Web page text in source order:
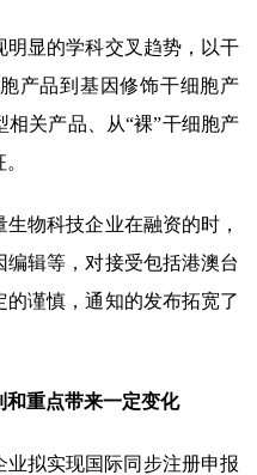
显的学科交叉趋势，以干
产品到基因修饰干细胞产
关产品、从“裸”干细胞产
物科技企业在融资的时，
辑等，对接受包括港澳台
谨慎，通知的发布拓宽了
和重点带来一定变化
业拟实现国际同步注册申报